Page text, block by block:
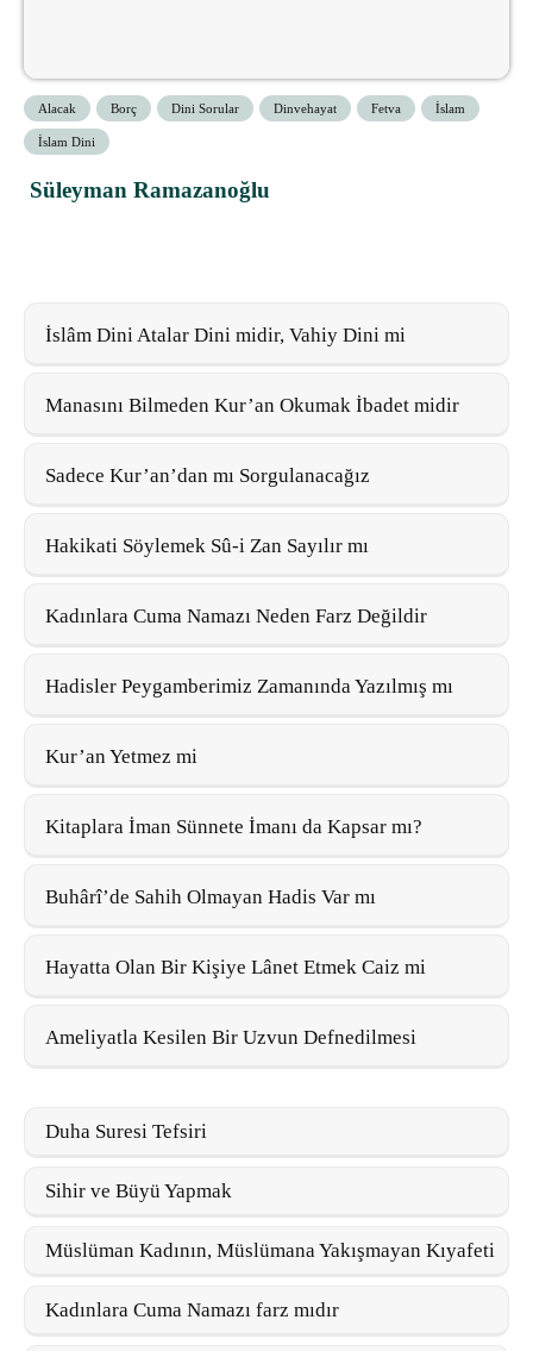
Alacak Borç Dini Sorular Dinvehayat Fetva İslam
İslam Dini
Süleyman Ramazanoğlu
İslâm Dini Atalar Dini midir, Vahiy Dini mi
Manasını Bilmeden Kur’an Okumak İbadet midir
Sadece Kur’an’dan mı Sorgulanacağız
Hakikati Söylemek Sû-i Zan Sayılır mı
Kadınlara Cuma Namazı Neden Farz Değildir
Hadisler Peygamberimiz Zamanında Yazılmış mı
Kur’an Yetmez mi
Kitaplara İman Sünnete İmanı da Kapsar mı?
Buhârî’de Sahih Olmayan Hadis Var mı
Hayatta Olan Bir Kişiye Lânet Etmek Caiz mi
Ameliyatla Kesilen Bir Uzvun Defnedilmesi
Duha Suresi Tefsiri
Sihir ve Büyü Yapmak
Müslüman Kadının, Müslümana Yakışmayan Kıyafeti
Kadınlara Cuma Namazı farz mıdır